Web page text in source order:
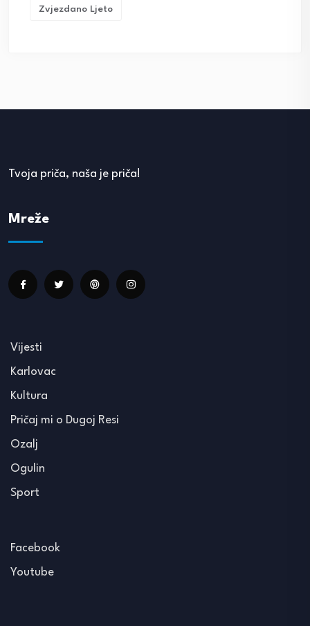
Zvjezdano Ljeto
Tvoja priča, naša je priča!
Mreže
Vijesti
Karlovac
Kultura
Pričaj mi o Dugoj Resi
Ozalj
Ogulin
Sport
Facebook
Youtube